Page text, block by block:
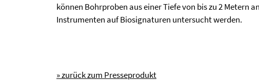
können Bohrproben aus einer Tiefe von bis zu 2 Metern
Instrumenten auf Biosignaturen untersucht werden.
» zurück zum Presseprodukt